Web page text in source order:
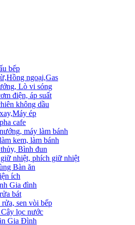
bếp
ngoại,Gas
Lò vi sóng
điện, áp suất
không dầu
ép
cafe
máy làm bánh
kem, làm bánh
Bình đun
nhiệt, phích giữ nhiệt
Bàn ăn
ích
Gia đình
bát
rửa, sen vòi bếp
lọc nước
Gia Đình